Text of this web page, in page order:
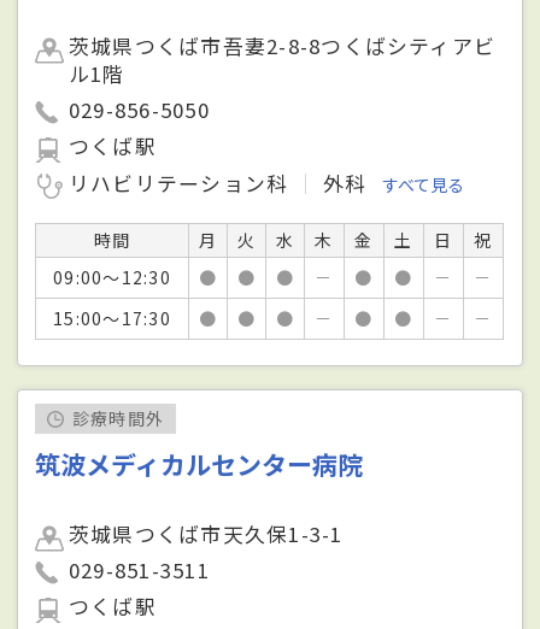
茨城県つくば市吾妻2-8-8つくばシティアビ
ル1階
029-856-5050
つくば駅
リハビリテーション科
外科 すべて見る
時間 月 火 水 木 金 土 日
祝
09:00～12:30
● ● ● － ● ● －
－
15:00～17:30
● ● ● － ● ● － －
診療時間外
筑波メディカルセンター病院
茨城県つくば市天久保1-3-1
029-851-3511
つくば駅